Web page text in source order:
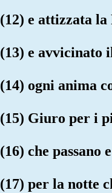
(12) e attizzata la
(13) e avvicinato
(14) ogni anima
(15) Giuro per i
(16) che passano
(17) per la notte